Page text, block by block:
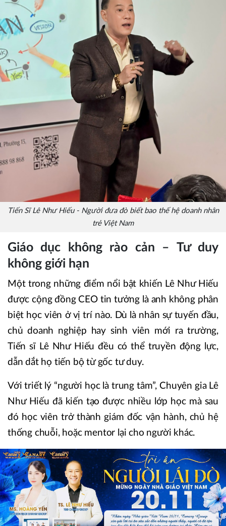
Tiến Sĩ Lê Như Hiếu - Người đưa đò biết bao thế hệ doanh nhân
trẻ Việt Nam
Giáo dục không rào cản – Tư duy
không giới hạn
Một trong những điểm nổi bật khiến Lê Như Hiếu
được cộng đồng CEO tin tưởng là anh không phân
biệt học viên ở vị trí nào. Dù là nhân sự tuyến đầu,
chủ doanh nghiệp hay sinh viên mới ra trường,
Tiến sĩ Lê Như Hiếu đều có thể truyền động lực,
dẫn dắt họ tiến bộ từ gốc tư duy.
Với triết lý “người học là trung tâm”, Chuyên gia Lê
Như Hiếu đã kiến tạo được nhiều lớp học mà sau
đó học viên trở thành giám đốc vận hành, chủ hệ
thống chuỗi, hoặc mentor lại cho người khác.